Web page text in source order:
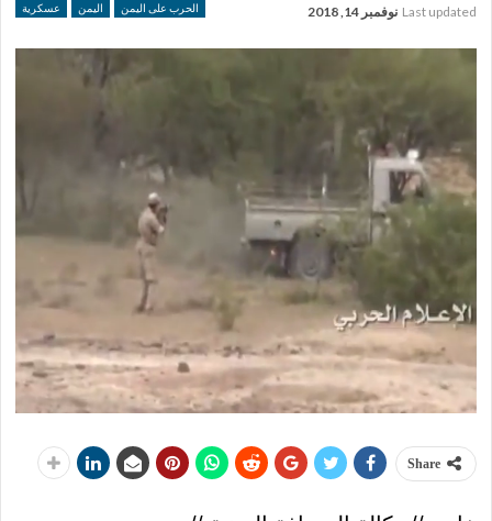
الحرب على اليمن اليمن عسكرية Last updated نوفمبر 14, 2018
Share